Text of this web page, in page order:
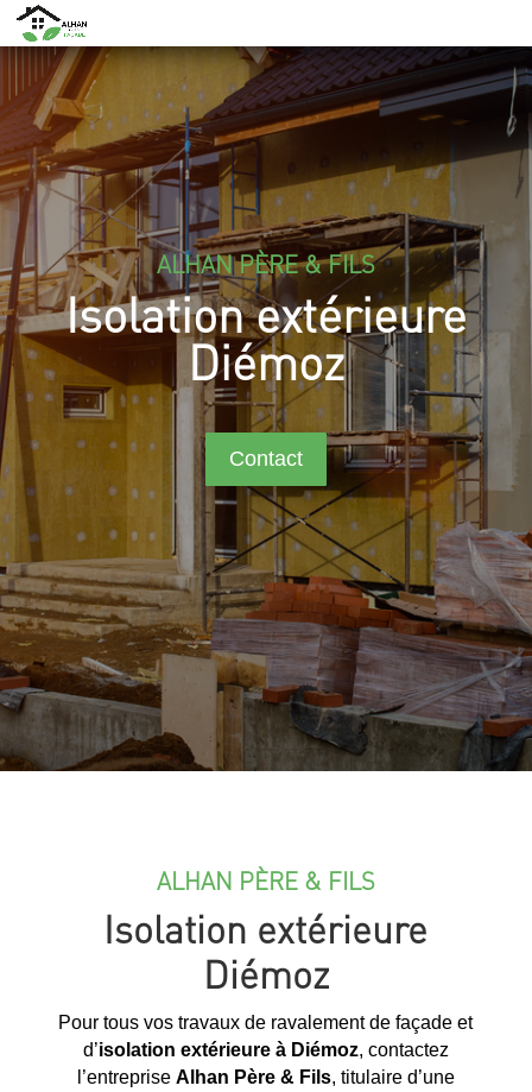
ALHAN PÈRE & FILS
Isolation extérieure
Diémoz
Contact
ALHAN PÈRE & FILS
Isolation extérieure
Diémoz
Pour tous vos travaux de ravalement de façade et
d’isolation extérieure à Diémoz, contactez
l’entreprise Alhan Père & Fils, titulaire d’une